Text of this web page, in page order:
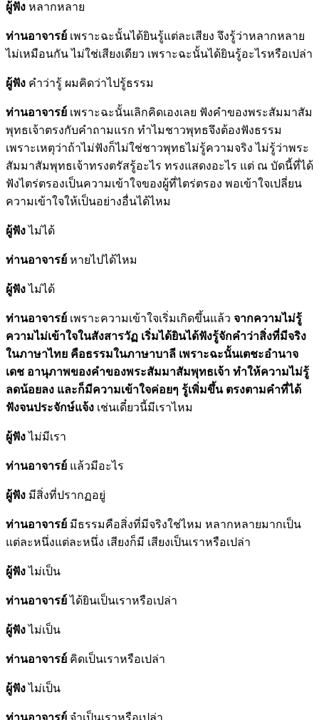
ผู้ฟัง หลากหลาย
ท่านอาจารย์ เพราะฉะนั้นได้ยินรู้แต่ละเสียง จึงรู้ว่าหลากหลาย
ไม่เหมือนกัน ไม่ใช่เสียงเดียว เพราะฉะนั้นได้ยินรู้อะไรหรือเปล่า
ผู้ฟัง คำว่ารู้ ผมคิดว่าไปรู้ธรรม
ท่านอาจารย์ เพราะฉะนั้นเลิกคิดเองเลย ฟังคำของพระสัมมาสัม
พุทธเจ้าตรงกับคำถามแรก ทำไมชาวพุทธจึงต้องฟังธรรม
เพราะเหตุว่าถ้าไม่ฟังก็ไม่ใช่ชาวพุทธไม่รู้ความจริง ไม่รู้ว่าพระ
สัมมาสัมพุทธเจ้าทรงตรัสรู้อะไร ทรงแสดงอะไร แต่ ณ บัดนี้ที่ได้
ฟังไตร่ตรองเป็นความเข้าใจของผู้ที่ไตร่ตรอง พอเข้าใจเปลี่ยน
ความเข้าใจให้เป็นอย่างอื่นได้ไหม
ผู้ฟังไม่ได้
ท่านอาจารย์ หายไปได้ไหม
ผู้ฟังไม่ได้
ท่านอาจารย์ เพราะความเข้าใจเริ่มเกิดขึ้นแล้ว จากความไม่รู้
ความไม่เข้าใจในสังสารวัฏ เริ่มได้ยินได้ฟังรู้จักคำว่าสิ่งที่มีจริง
ในภาษาไทย คือธรรมในภาษาบาลี เพราะฉะนั้นเตชะอำนาจ
เดช อานุภาพของคำของพระสัมมาสัมพุทธเจ้า ทำให้ความไม่รู้
ลดน้อยลง และก็มีความเข้าใจค่อยๆ รู้เพิ่มขึ้น ตรงตามคำที่ได้
ฟังจนประจักษ์แจ้ง เช่นเดี๋ยวนี้มีเราไหม
ผู้ฟังไม่มีเรา
ท่านอาจารย์ แล้วมีอะไร
ผู้ฟัง มีสิ่งที่ปรากฏอยู่
ท่านอาจารย์ มีธรรมคือสิ่งที่มีจริงใช่ไหม หลากหลายมากเป็น
แต่ละหนึ่งแต่ละหนึ่ง เสียงก็มี เสียงเป็นเราหรือเปล่า
ผู้ฟังไม่เป็น
ท่านอาจารย์ได้ยินเป็นเราหรือเปล่า
ผู้ฟังไม่เป็น
ท่านอาจารย์ คิดเป็นเราหรือเปล่า
ผู้ฟังไม่เป็น
ท่านอาจารย์ จำเป็นเราหรือเปล่า